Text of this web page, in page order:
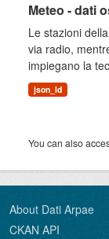
Meteo - dati
Le stazioni
via radio,
impiegano la
json_ld
You can also
About Dati Arpae
CKAN API